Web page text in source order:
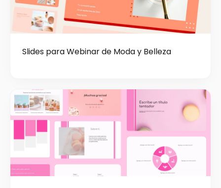
Slides para Webinar de Moda y Belleza